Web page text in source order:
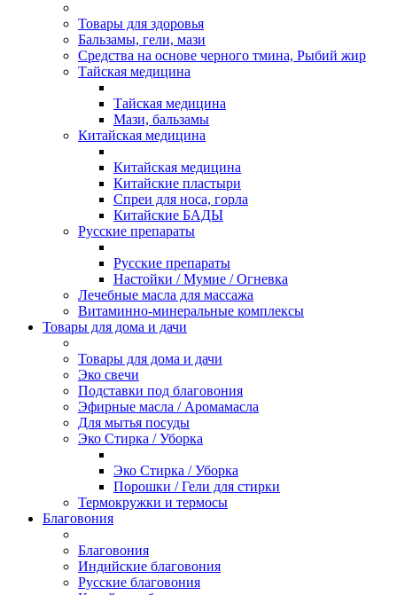
Товары для здоровья
Бальзамы, гели, мази
Средства на основе черного тмина, Рыбий жир
Тайская медицина
Тайская медицина
Мази, бальзамы
Китайская медицина
Китайская медицина
Китайские пластыри
Спреи для носа, горла
Китайские БАДЫ
Русские препараты
Русские препараты
Настойки / Мумие / Огневка
Лечебные масла для массажа
Витаминно-минеральные комплексы
Товары для дома и дачи
Товары для дома и дачи
Эко свечи
Подставки под благовония
Эфирные масла / Аромамасла
Для мытья посуды
Эко Стирка / Уборка
Эко Стирка / Уборка
Порошки / Гели для стирки
Термокружки и термосы
Благовония
Благовония
Индийские благовония
Русские благовония